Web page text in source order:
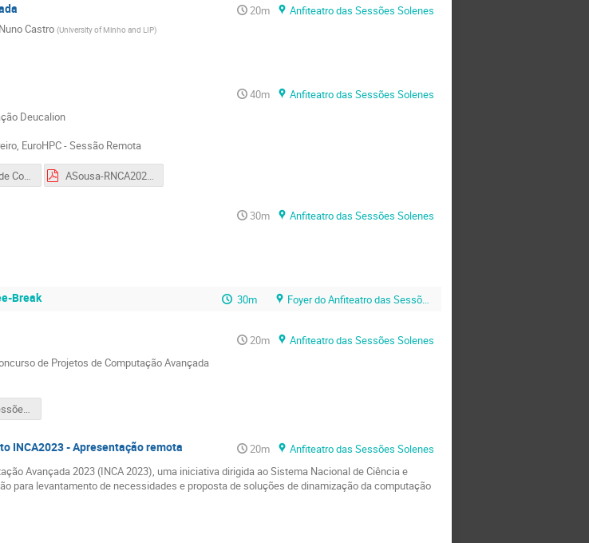
20m
Anfiteatro das Sessões Solenes
Nuno Castro (University of Minho and LIP)
40m
Anfiteatro das Sessões Solenes
Deucalion
EuroHPC - Sessão Remota
4º Encontro de Computação Avançada - EuroHPC JU - 5 november.pdf ASousa-RNCA2024.pdf
30m
Anfiteatro das Sessões Solenes
Break 30m Foyer do Anfiteatro das Sessões Solenes
20m
Anfiteatro das Sessões Solenes
de Projetos de Computação Avançada
Gravação Sessões 5 de novembro - após Coffee-Break
INCA2023 - Apresentação remota 20m
Anfiteatro das Sessões Solenes
Avançada 2023 (INCA 2023), uma iniciativa dirigida ao Sistema Nacional de Ciência e
para levantamento de necessidades e proposta de soluções de dinamização da computação